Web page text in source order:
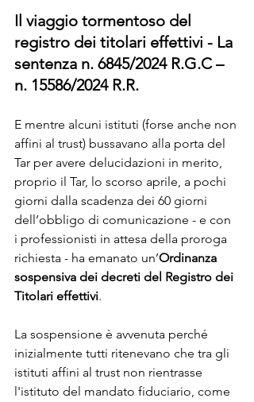
Il viaggio tormentoso del
registro dei titolari effettivi - La
sentenza n. 6845/2024 R.G.C –
n. 15586/2024 R.R.
E mentre alcuni istituti (forse anche non
affini al trust) bussavano alla porta del
Tar per avere delucidazioni in merito,
proprio il Tar, lo scorso aprile, a pochi
giorni dalla scadenza dei 60 giorni
dell’obbligo di comunicazione - e con
i professionisti in attesa della proroga
richiesta - ha emanato un’Ordinanza
sospensiva dei decreti del Registro dei
Titolari effettivi.
La sospensione è avvenuta perché
inizialmente tutti ritenevano che tra gli
istituti affini al trust non rientrasse
l'istituto del mandato fiduciario, come